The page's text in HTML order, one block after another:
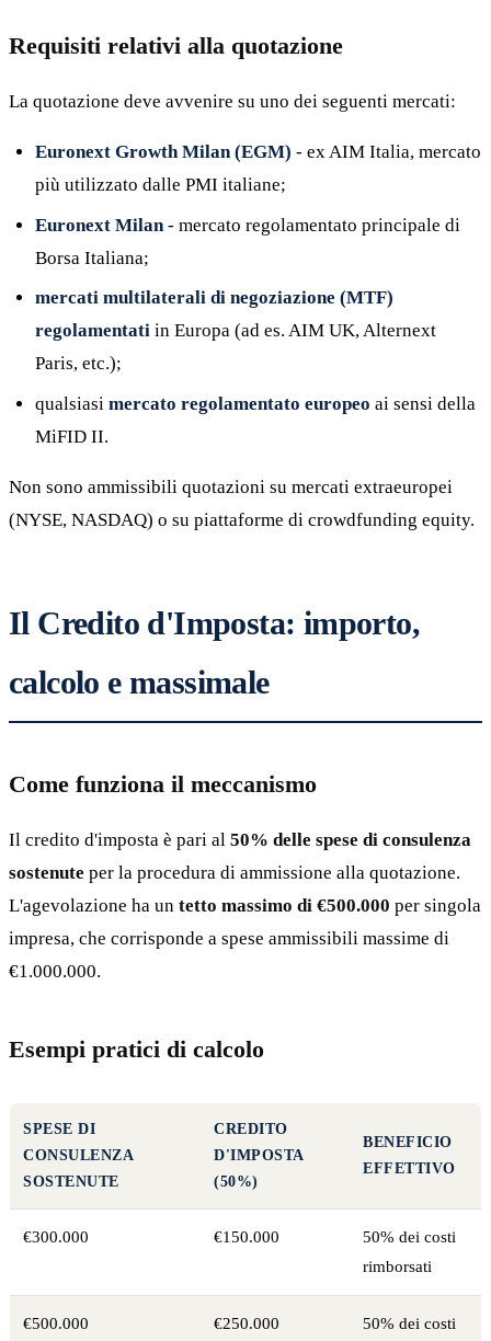
Requisiti relativi alla quotazione
La quotazione deve avvenire su uno dei seguenti mercati:
Euronext Growth Milan (EGM) - ex AIM Italia, mercato
più utilizzato dalle PMI italiane;
Euronext Milan - mercato regolamentato principale di
Borsa Italiana;
mercati multilaterali di negoziazione (MTF)
regolamentati in Europa (ad es. AIM UK, Alternext
Paris, etc.);
qualsiasi mercato regolamentato europeo ai sensi della
MiFID II.
Non sono ammissibili quotazioni su mercati extraeuropei
(NYSE, NASDAQ) o su piattaforme di crowdfunding equity.
Il Credito d'Imposta: importo,
calcolo e massimale
Come funziona il meccanismo
Il credito d'imposta è pari al 50% delle spese di consulenza
sostenute per la procedura di ammissione alla quotazione.
L'agevolazione ha un tetto massimo di €500.000 per singola
impresa, che corrisponde a spese ammissibili massime di
€1.000.000.
Esempi pratici di calcolo
SPESE DI
CONSULENZA
SOSTENUTE
CREDITO
D'IMPOSTA
(50%)
BENEFICIO
EFFETTIVO
€300.000 €150.000
50% dei costi
rimborsati
€500.000 €250.000
50% dei costi